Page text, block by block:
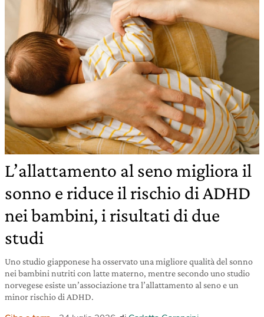
L’allattamento al seno migliora il
sonno e riduce il rischio di ADHD
nei bambini, i risultati di due
studi
Uno studio giapponese ha osservato una migliore qualità del sonno
nei bambini nutriti con latte materno, mentre secondo uno studio
norvegese esiste un’associazione tra l’allattamento al seno e un
minor rischio di ADHD.